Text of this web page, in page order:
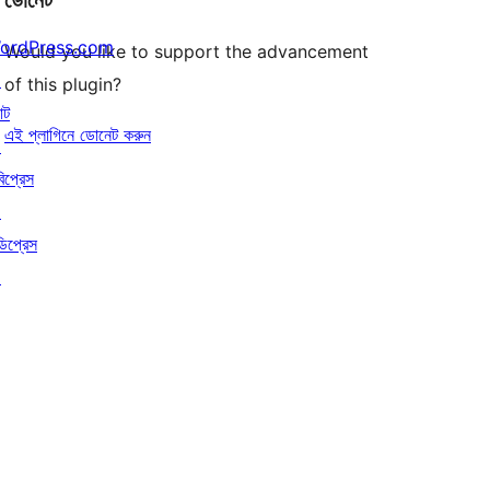
Would you like to support the advancement
of this plugin?
এই প্লাগিনে ডোনেট করুন